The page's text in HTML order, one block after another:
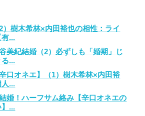
）樹木希林×内田裕也の相性：ライ
...
美紀結婚（2）必ずしも「婚期」じ
...
口オネエ】（1）樹木希林×内田裕
...
婚！ハーフサム絡み【辛口オネエの
...